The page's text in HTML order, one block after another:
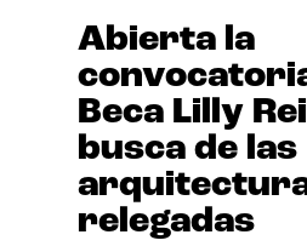
Abierta la
Beca Lilly
busca de las
relegadas